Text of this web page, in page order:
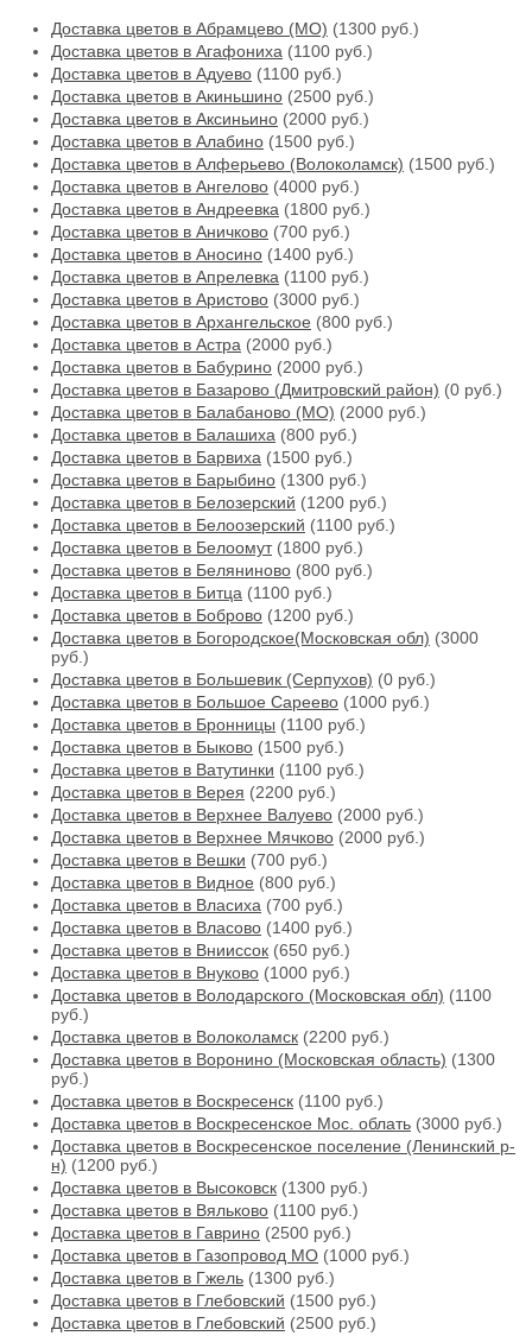
Доставка цветов в Абрамцево (МО) (1300 руб.)
Доставка цветов в Агафониха (1100 руб.)
Доставка цветов в Адуево (1100 руб.)
Доставка цветов в Акиньшино (2500 руб.)
Доставка цветов в Аксиньино (2000 руб.)
Доставка цветов в Алабино (1500 руб.)
Доставка цветов в Алферьево (Волоколамск) (1500 руб.)
Доставка цветов в Ангелово (4000 руб.)
Доставка цветов в Андреевка (1800 руб.)
Доставка цветов в Аничково (700 руб.)
Доставка цветов в Аносино (1400 руб.)
Доставка цветов в Апрелевка (1100 руб.)
Доставка цветов в Аристово (3000 руб.)
Доставка цветов в Архангельское (800 руб.)
Доставка цветов в Астра (2000 руб.)
Доставка цветов в Бабурино (2000 руб.)
Доставка цветов в Базарово (Дмитровский район) (0 руб.)
Доставка цветов в Балабаново (МО) (2000 руб.)
Доставка цветов в Балашиха (800 руб.)
Доставка цветов в Барвиха (1500 руб.)
Доставка цветов в Барыбино (1300 руб.)
Доставка цветов в Белозерский (1200 руб.)
Доставка цветов в Белоозерский (1100 руб.)
Доставка цветов в Белоомут(1800 руб.)
Доставка цветов в Беляниново (800 руб.)
Доставка цветов в Битца (1100 руб.)
Доставка цветов в Боброво (1200 руб.)
Доставка цветов в Богородское(Московская обл) (3000
руб.)
Доставка цветов в Большевик (Серпухов) (0 руб.)
Доставка цветов в Большое Сареево (1000 руб.)
Доставка цветов в Бронницы (1100 руб.)
Доставка цветов в Быково (1500 руб.)
Доставка цветов в Ватутинки (1100 руб.)
Доставка цветов в Верея (2200 руб.)
Доставка цветов в Верхнее Валуево (2000 руб.)
Доставка цветов в Верхнее Мячково (2000 руб.)
Доставка цветов в Вешки (700 руб.)
Доставка цветов в Видное (800 руб.)
Доставка цветов в Власиха (700 руб.)
Доставка цветов в Власово (1400 руб.)
Доставка цветов в Внииссок (650 руб.)
Доставка цветов в Внуково (1000 руб.)
Доставка цветов в Володарского (Московская обл) (1100
руб.)
Доставка цветов в Волоколамск (2200 руб.)
Доставка цветов в Воронино (Московская область) (1300
руб.)
Доставка цветов в Воскресенск (1100 руб.)
Доставка цветов в Воскресенское Мос. облать (3000 руб.)
Доставка цветов в Воскресенское поселение (Ленинский р-
н) (1200 руб.)
Доставка цветов в Высоковск (1300 руб.)
Доставка цветов в Вяльково (1100 руб.)
Доставка цветов в Гаврино (2500 руб.)
Доставка цветов в Газопровод МО (1000 руб.)
Доставка цветов в Гжель (1300 руб.)
Доставка цветов в Глебовский (1500 руб.)
Доставка цветов в Глебовский (2500 руб.)